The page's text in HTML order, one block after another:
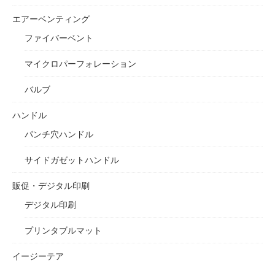
エアーベンティング
ファイバーベント
マイクロパーフォレーション
バルブ
ハンドル
パンチ穴ハンドル
サイドガゼットハンドル
販促・デジタル印刷
デジタル印刷
プリンタブルマット
イージーテア